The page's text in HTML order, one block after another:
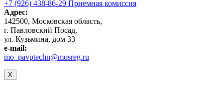
+7 (926) 438-86-29 Приемная комиссия
Адрес:
142500, Московская область,
г. Павловский Посад,
ул. Кузьмина, дом 33
e-mail:
mo_pavptechn@mosreg.ru
X